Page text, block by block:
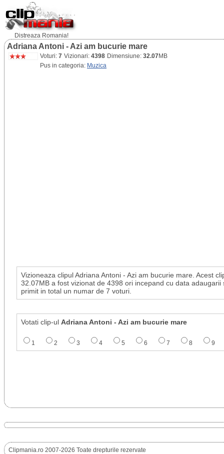
Distreaza Romania!
Adriana Antoni - Azi am bucurie mare
Voturi: 7 Vizionari: 4398 Dimensiune: 32.07MB
Pus in categoria: Muzica
Vizioneaza clipul Adriana Antoni - Azi am bucurie mare. Acest
32.07MB a fost vizionat de 4398 ori incepand cu data adaugarii
primit in total un numar de 7 voturi.
Votati clip-ul Adriana Antoni - Azi am bucurie mare
1 2 3 4 5 6 7 8 9
Clipmania.ro 2007-2026 Toate drepturile rezervate